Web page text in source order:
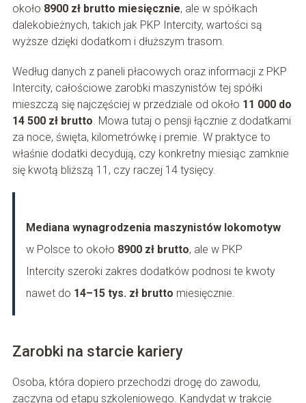
około 8900 zł brutto miesięcznie, ale w spółkach
dalekobieżnych, takich jak PKP Intercity, wartości są
wyższe dzięki dodatkom i dłuższym trasom.
Według danych z paneli płacowych oraz informacji z PKP
Intercity, całościowe zarobki maszynistów tej spółki
mieszczą się najczęściej w przedziale od około 11 000 do
14 500 zł brutto. Mowa tutaj o pensji łącznie z dodatkami
za noce, święta, kilometrówkę i premie. W praktyce to
właśnie dodatki decydują, czy konkretny miesiąc zamknie
się kwotą bliższą 11, czy raczej 14 tysięcy.
Mediana wynagrodzenia maszynistów lokomotyw
w Polsce to około 8900 zł brutto, ale w PKP
Intercity szeroki zakres dodatków podnosi te kwoty
nawet do 14–15 tys. zł brutto miesięcznie.
Zarobki na starcie kariery
Osoba, która dopiero przechodzi drogę do zawodu,
zaczyna od etapu szkoleniowego. Kandydat w trakcie